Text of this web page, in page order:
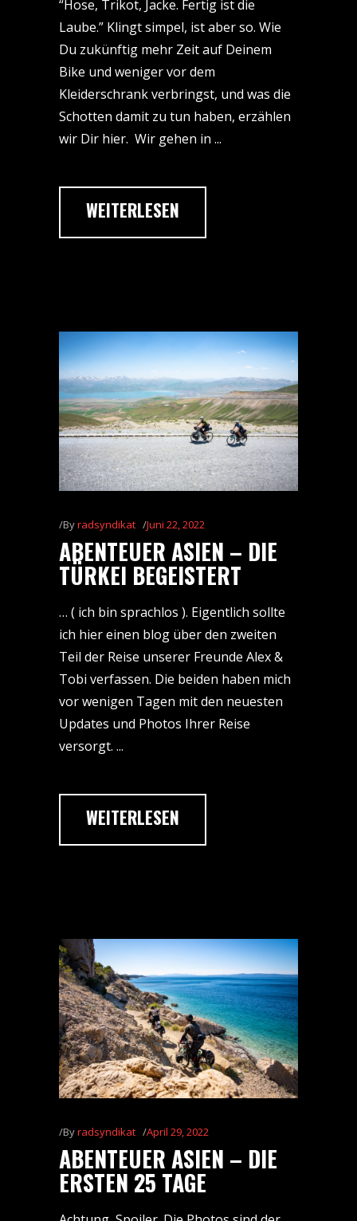
“Hose, Trikot, Jacke. Fertig ist die
Laube.” Klingt simpel, ist aber so. Wie
Du zukünftig mehr Zeit auf Deinem
Bike und weniger vor dem
Kleiderschrank verbringst, und was die
Schotten damit zu tun haben, erzählen
wir Dir hier. Wir gehen in
WEITERLESEN
Byradsyndikat Juni 22, 2022
ABENTEUER ASIEN – DIE
TÜRKEI BEGEISTERT
… ( ich bin sprachlos ). Eigentlich sollte
ich hier einen blog über den zweiten
Teil der Reise unserer Freunde Alex &
Tobi verfassen. Die beiden haben mich
vor wenigen Tagen mit den neuesten
Updates und Photos Ihrer Reise
versorgt.
WEITERLESEN
Byradsyndikat April 29, 2022
ABENTEUER ASIEN – DIE
ERSTEN 25 TAGE